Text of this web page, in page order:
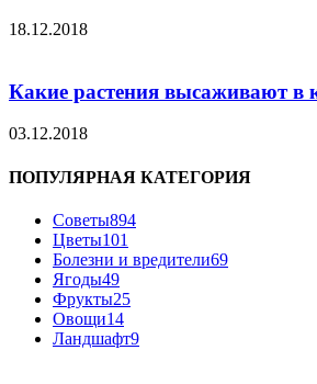
18.12.2018
Какие растения высаживают в
03.12.2018
ПОПУЛЯРНАЯ КАТЕГОРИЯ
Советы894
Цветы101
Болезни и вредители69
Ягоды49
Фрукты25
Овощи14
Ландшафт9